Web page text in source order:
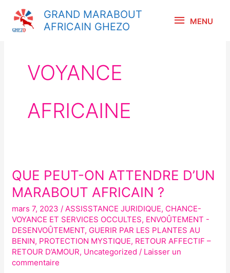
contenu
GRAND MARABOUT
AFRICAIN GHEZO
MENU
VOYANCE
AFRICAINE
QUE PEUT-ON ATTENDRE D’UN
MARABOUT AFRICAIN ?
mars 7, 2023 / ASSISSTANCE JURIDIQUE, CHANCE-
VOYANCE ET SERVICES OCCULTES, ENVOÛTEMENT -
DESENVOÛTEMENT, GUERIR PAR LES PLANTES AU
BENIN, PROTECTION MYSTIQUE, RETOUR AFFECTIF –
RETOUR D’AMOUR, Uncategorized / Laisser un
commentaire
QUE
PEUT-
ATTENDRE
D’UN
MARABOUT
AFRICAIN ?